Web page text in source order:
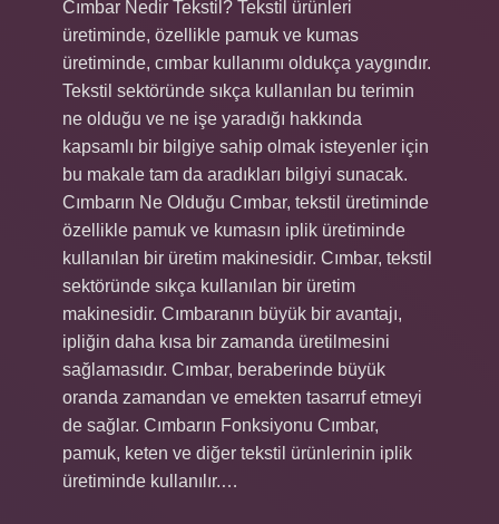
Cımbar Nedir Tekstil? Tekstil ürünleri
üretiminde, özellikle pamuk ve kumas
üretiminde, cımbar kullanımı oldukça yaygındır.
Tekstil sektöründe sıkça kullanılan bu terimin
ne olduğu ve ne işe yaradığı hakkında
kapsamlı bir bilgiye sahip olmak isteyenler için
bu makale tam da aradıkları bilgiyi sunacak.
Cımbarın Ne Olduğu Cımbar, tekstil üretiminde
özellikle pamuk ve kumasın iplik üretiminde
kullanılan bir üretim makinesidir. Cımbar, tekstil
sektöründe sıkça kullanılan bir üretim
makinesidir. Cımbaranın büyük bir avantajı,
ipliğin daha kısa bir zamanda üretilmesini
sağlamasıdır. Cımbar, beraberinde büyük
oranda zamandan ve emekten tasarruf etmeyi
de sağlar. Cımbarın Fonksiyonu Cımbar,
pamuk, keten ve diğer tekstil ürünlerinin iplik
üretiminde kullanılır.…